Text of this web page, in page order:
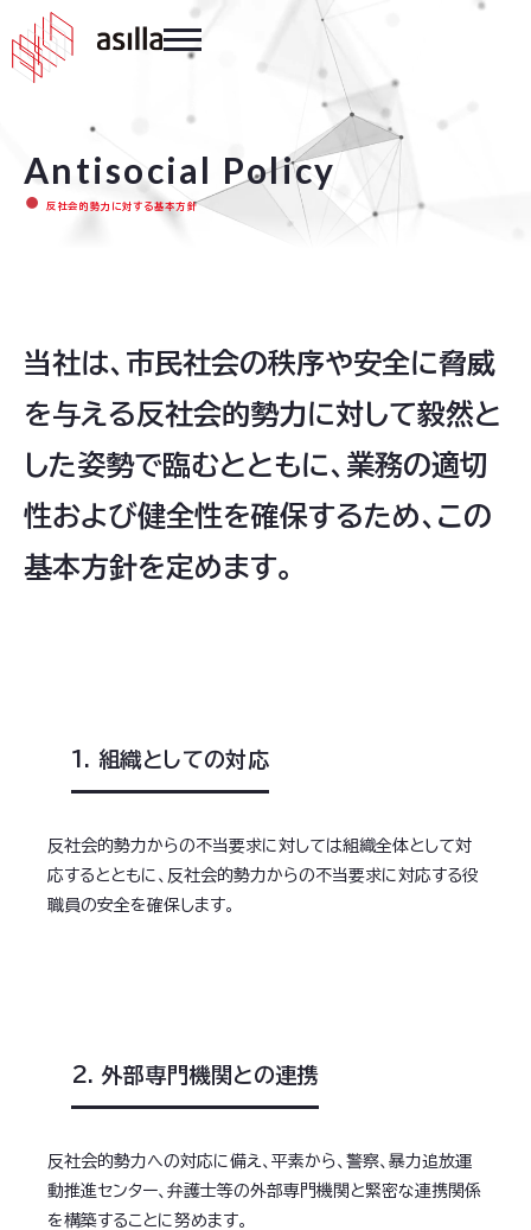
Antisocial Policy
反社会的勢力に対する基本方針
当社は、市民社会の秩序や安全に脅威
を与える反社会的勢力に対して毅然と
した姿勢で臨むとともに、業務の適切
性および健全性を確保するため、この
基本方針を定めます。
1. 組織としての対応
反社会的勢力からの不当要求に対しては組織全体として対
応するとともに、反社会的勢力からの不当要求に対応する役
職員の安全を確保します。
2. 外部専門機関との連携
反社会的勢力への対応に備え、平素から、警察、暴力追放運
動推進センター、弁護士等の外部専門機関と緊密な連携関係
を構築することに努めます。